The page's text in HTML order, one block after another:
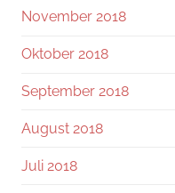
November 2018
Oktober 2018
September 2018
August 2018
Juli 2018